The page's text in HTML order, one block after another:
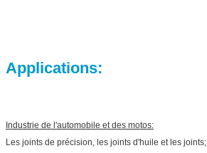
Applications:
Industrie de l'automobile et des motos:
Les joints de précision, les joints d'huile et les joints;